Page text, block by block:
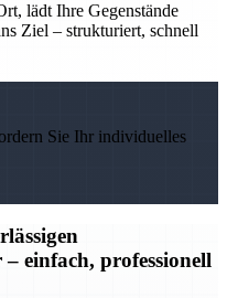
lädt Ihre Gegenstände
Ziel – strukturiert, schnell
Sie Ihr individuelles
einfach, professionell